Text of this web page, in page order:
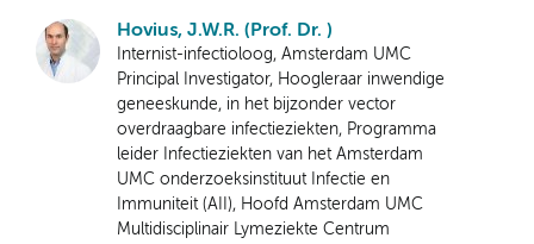
Hovius, J.W.R. (Prof. Dr. )
Internist-infectioloog, Amsterdam UMC
Principal Investigator, Hoogleraar inwendige
geneeskunde, in het bijzonder vector
overdraagbare infectieziekten, Programma
leider Infectieziekten van het Amsterdam
UMC onderzoeksinstituut Infectie en
Immuniteit (AII), Hoofd Amsterdam UMC
Multidisciplinair Lymeziekte Centrum